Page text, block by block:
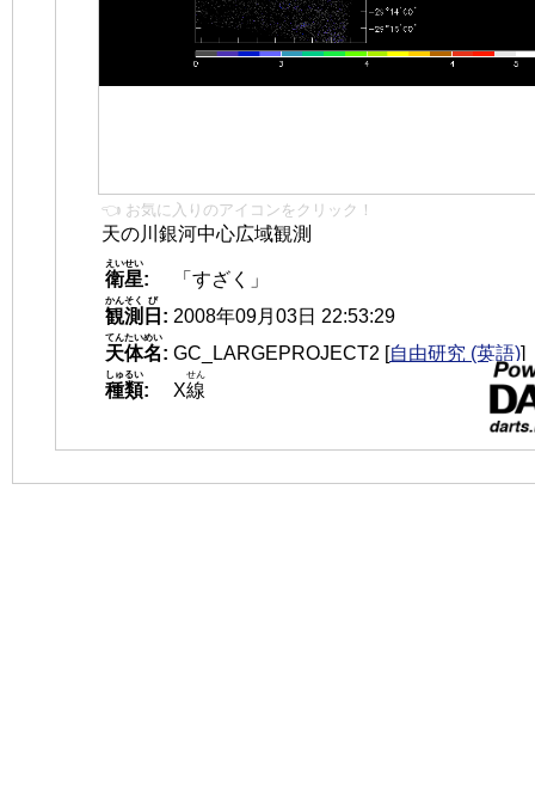
👈 お気に入りのアイコンをクリック！
天の川銀河中心広域観測
衛星
えいせい
:
「すざく」
観測
かんそく
日
び
: 2008年09月03日 22:53:29
天体名
てんたいめい
: GC_LARGEPROJECT2 [自由研究 (英語)]
種類
しゅるい
: X線
せん